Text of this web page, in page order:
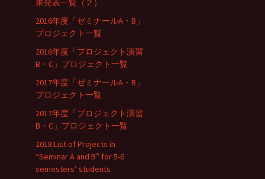
果発表一覧（２）
2016年度「ゼミナールA・B」
プロジェクト一覧
2016年度「プロジェクト演習
B・C」プロジェクト一覧
2017年度「ゼミナールA・B」
プロジェクト一覧
2017年度「プロジェクト演習
B・C」プロジェクト一覧
2018 List of Projects in
“Seminar A and B” for 5-6
semesters’ students